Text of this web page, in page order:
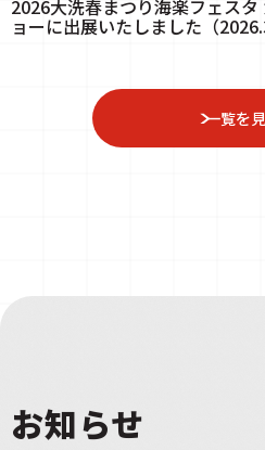
2026大洗春まつり海楽フェス
ョーに出展いたしました（
一覧を
お知らせ